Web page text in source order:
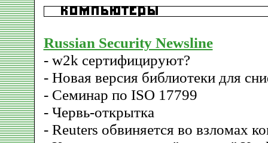
Russian Security Newsline
- w2k сертифицируют?
- Новая версия библиотеки для
- Семинар по ISO 17799
- Червь-открытка
- Reuters обвиняется во взломах